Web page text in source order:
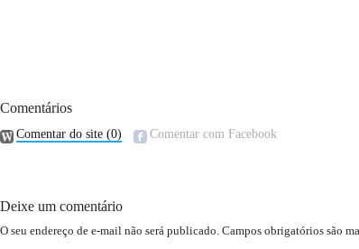
Comentários
Comentar do site(0) Comentar com Facebook
Deixe um comentário
O seu endereço de e-mail não será publicado. Campos obrigatórios são